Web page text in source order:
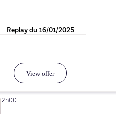
Replay du 16/01/2025
View offer
2h00